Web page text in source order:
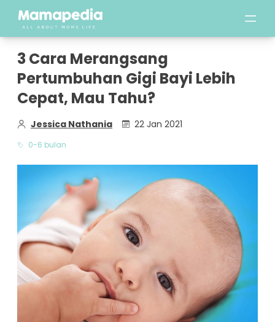
3 Cara Merangsang
Pertumbuhan Gigi Bayi Lebih
Cepat, Mau Tahu?
Jessica Nathania 22 Jan 2021
0-6 bulan